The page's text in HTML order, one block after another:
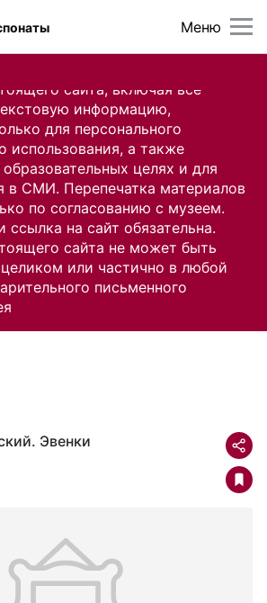
сайта, включая все
информацию,
для персонального
использования, а также
целях и для
в СМИ. Перепечатка материалов
по согласованию с музеем.
на сайт обязательна.
сайта не может быть
или частично в любой
письменного
Меню
Эвенки